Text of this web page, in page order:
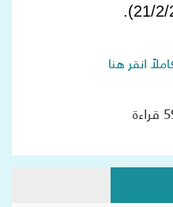
انقر هنا